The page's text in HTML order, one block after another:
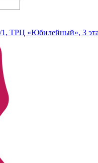
ТРЦ «Юбилейный», 3